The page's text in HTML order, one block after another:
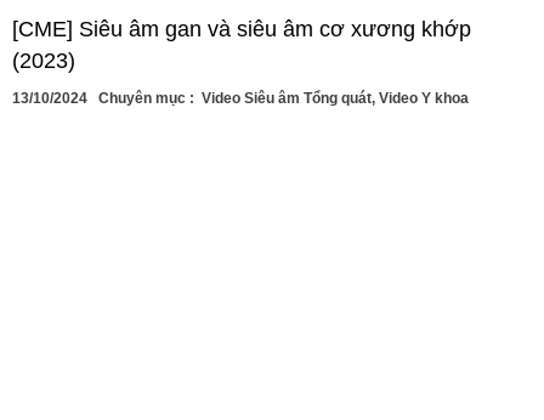
[CME] Siêu âm gan và siêu âm cơ xương khớp
(2023)
13/10/2024 Chuyên mục : Video Siêu âm Tổng quát, Video Y khoa